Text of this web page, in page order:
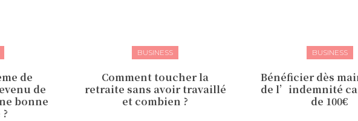
de
de
bonne
BUSINESS
Comment toucher la
retraite sans avoir travaillé
et combien ?
BUSINESS
Bénéficier dès
de l’indemnité
de 100€